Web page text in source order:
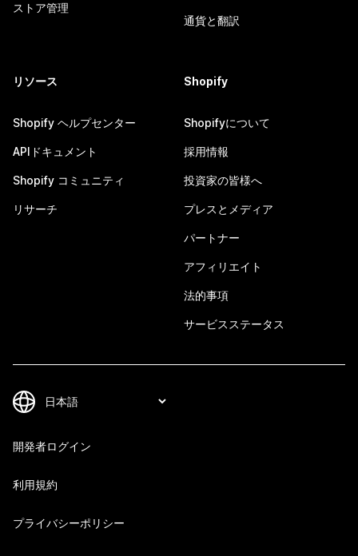
ストア管理
通貨と翻訳
リソース
Shopify ヘルプセンター
APIドキュメント
Shopify コミュニティ
リサーチ
Shopify
Shopifyについて
採用情報
投資家の皆様へ
プレスとメディア
パートナー
アフィリエイト
法的事項
サービスステータス
開発者ログイン
利用規約
プライバシーポリシー